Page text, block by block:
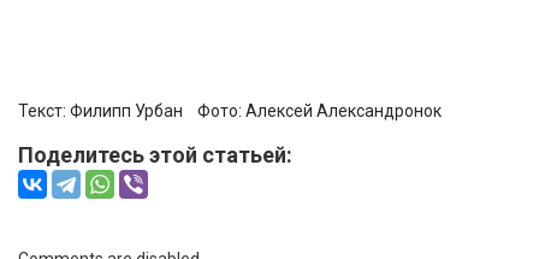
Текст: Филипп Урбан Фото: Алексей Александронок
Поделитесь этой статьей: